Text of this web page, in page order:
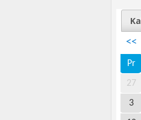
<<
Pr
27
3